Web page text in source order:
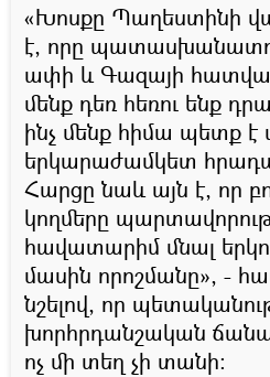
«Խոսքը Պաղեստինի
է, որը
ափի և Գազայի
մենք դեռ հեռու ենք
ինչ մենք հիմա պետք է
երկարաժամկետ
Հարցը նաև այն է, որ
կողմերը
հավատարիմ մնալ
մասին որոշմանը», -
նշելով, որ
խորհրդանշական
ոչ մի տեղ չի տանի։